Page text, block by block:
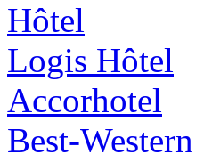
Hôtel
Logis Hôtel
Accorhotel
Best-Western